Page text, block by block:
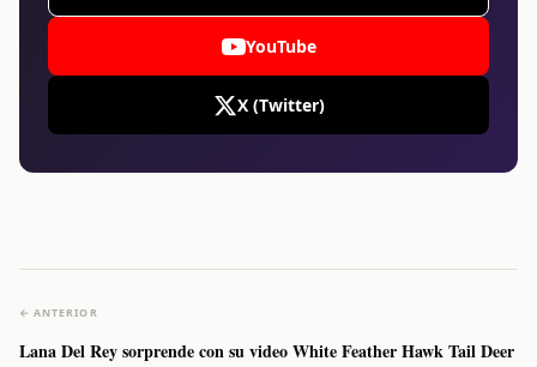
YouTube
X (Twitter)
← ANTERIOR
Lana Del Rey sorprende con su video White Feather Hawk Tail Deer